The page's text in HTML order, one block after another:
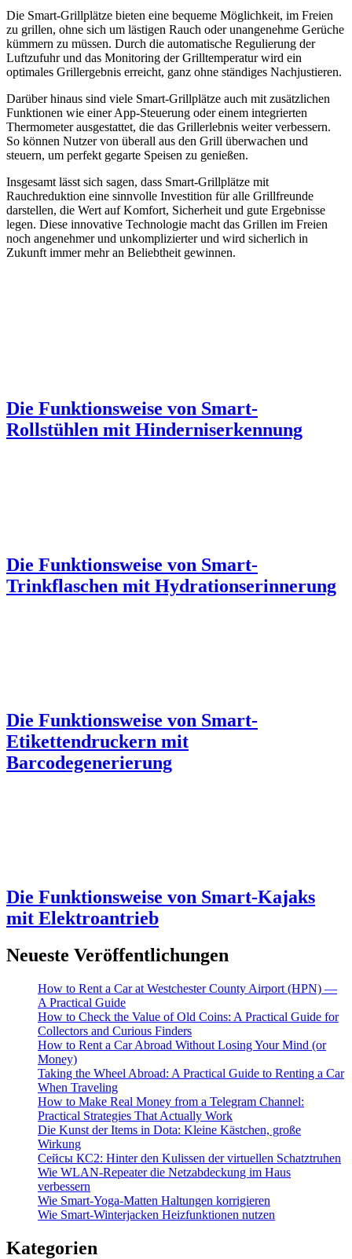
Die Smart-Grillplätze bieten eine bequeme Möglichkeit, im Freien
zu grillen, ohne sich um lästigen Rauch oder unangenehme Gerüche
kümmern zu müssen. Durch die automatische Regulierung der
Luftzufuhr und das Monitoring der Grilltemperatur wird ein
optimales Grillergebnis erreicht, ganz ohne ständiges Nachjustieren.
Darüber hinaus sind viele Smart-Grillplätze auch mit zusätzlichen
Funktionen wie einer App-Steuerung oder einem integrierten
Thermometer ausgestattet, die das Grillerlebnis weiter verbessern.
So können Nutzer von überall aus den Grill überwachen und
steuern, um perfekt gegarte Speisen zu genießen.
Insgesamt lässt sich sagen, dass Smart-Grillplätze mit
Rauchreduktion eine sinnvolle Investition für alle Grillfreunde
darstellen, die Wert auf Komfort, Sicherheit und gute Ergebnisse
legen. Diese innovative Technologie macht das Grillen im Freien
noch angenehmer und unkomplizierter und wird sicherlich in
Zukunft immer mehr an Beliebtheit gewinnen.
Die Funktionsweise von Smart-
Rollstühlen mit Hinderniserkennung
Die Funktionsweise von Smart-
Trinkflaschen mit Hydrationserinnerung
Die Funktionsweise von Smart-
Etikettendruckern mit
Barcodegenerierung
Die Funktionsweise von Smart-Kajaks
mit Elektroantrieb
Neueste Veröffentlichungen
How to Rent a Car at Westchester County Airport (HPN) —
A Practical Guide
How to Check the Value of Old Coins: A Practical Guide for
Collectors and Curious Finders
How to Rent a Car Abroad Without Losing Your Mind (or
Money)
Taking the Wheel Abroad: A Practical Guide to Renting a Car
When Traveling
How to Make Real Money from a Telegram Channel:
Practical Strategies That Actually Work
Die Kunst der Items in Dota: Kleine Kästchen, große
Wirkung
Cейсы КС2: Hinter den Kulissen der virtuellen Schatztruhen
Wie WLAN-Repeater die Netzabdeckung im Haus
verbessern
Wie Smart-Yoga-Matten Haltungen korrigieren
Wie Smart-Winterjacken Heizfunktionen nutzen
Kategorien